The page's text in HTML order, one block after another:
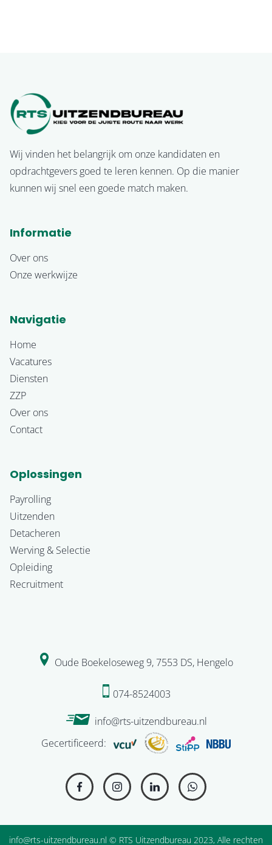
Wij vinden het belangrijk om onze kandidaten en
opdrachtgevers goed te leren kennen. Op die manier
kunnen wij snel een goede match maken.
Informatie
Over ons
Onze werkwijze
Navigatie
Home
Vacatures
Diensten
ZZP
Over ons
Contact
Oplossingen
Payrolling
Uitzenden
Detacheren
Werving & Selectie
Opleiding
Recruitment
Oude Boekeloseweg 9,7553 DS, Hengelo
074-8524003
info@rts-uitzendbureau.nl
Gecertificeerd:
info@rts-uitzendbureau.nl © RTS Uitzendbureau 2023, Alle rechten